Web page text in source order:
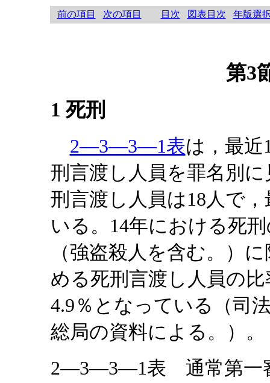
前の項目 次の項目 目次 図表目次 年版選
第3
1 死刑
2―3―3―1表は，最近
刑言渡し人員を罪名別
刑言渡し人員は18人で
いる。14年における死
（強盗殺人を含む。）
める死刑言渡し人員の
4.9％となっている（司
総局の資料による。）。
2―3―3―1表 通常第一